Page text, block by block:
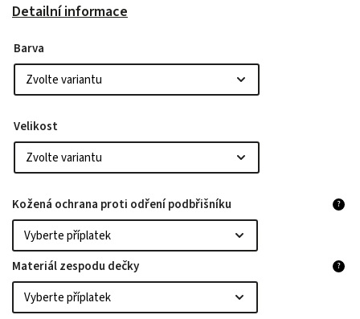
Detailní informace
Barva
Velikost
Kožená ochrana proti odření podbřišníku ?
Materiál zespodu dečky ?